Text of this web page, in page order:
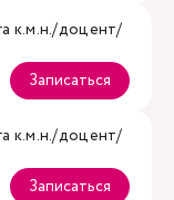
к.м.н./доцент/
Записаться
к.м.н./доцент/
Записаться